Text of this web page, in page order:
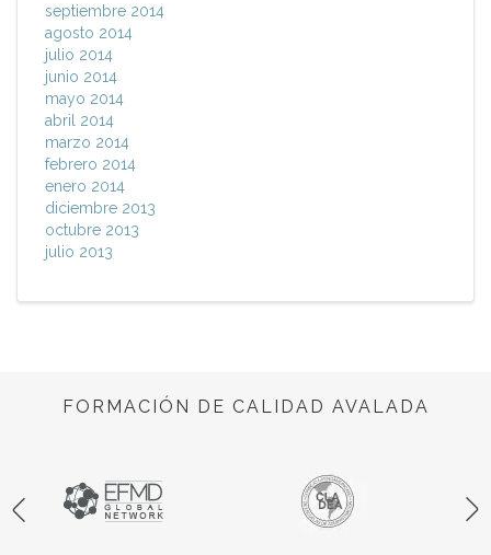
septiembre 2014
agosto 2014
julio 2014
junio 2014
mayo 2014
abril 2014
marzo 2014
febrero 2014
enero 2014
diciembre 2013
octubre 2013
julio 2013
FORMACIÓN DE CALIDAD AVALADA